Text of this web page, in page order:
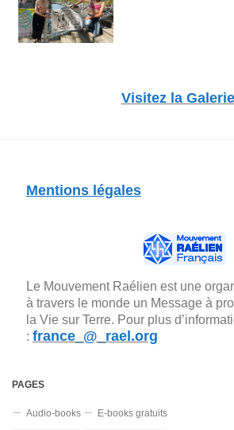
Visitez la Galerie
Mentions légales
Le Mouvement Raélien est une
à travers le monde un Message à
la Vie sur Terre. Pour plus
: france_@_rael.org
PAGES
Audio-books E-books gratuits